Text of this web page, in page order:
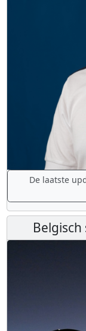
De laatste